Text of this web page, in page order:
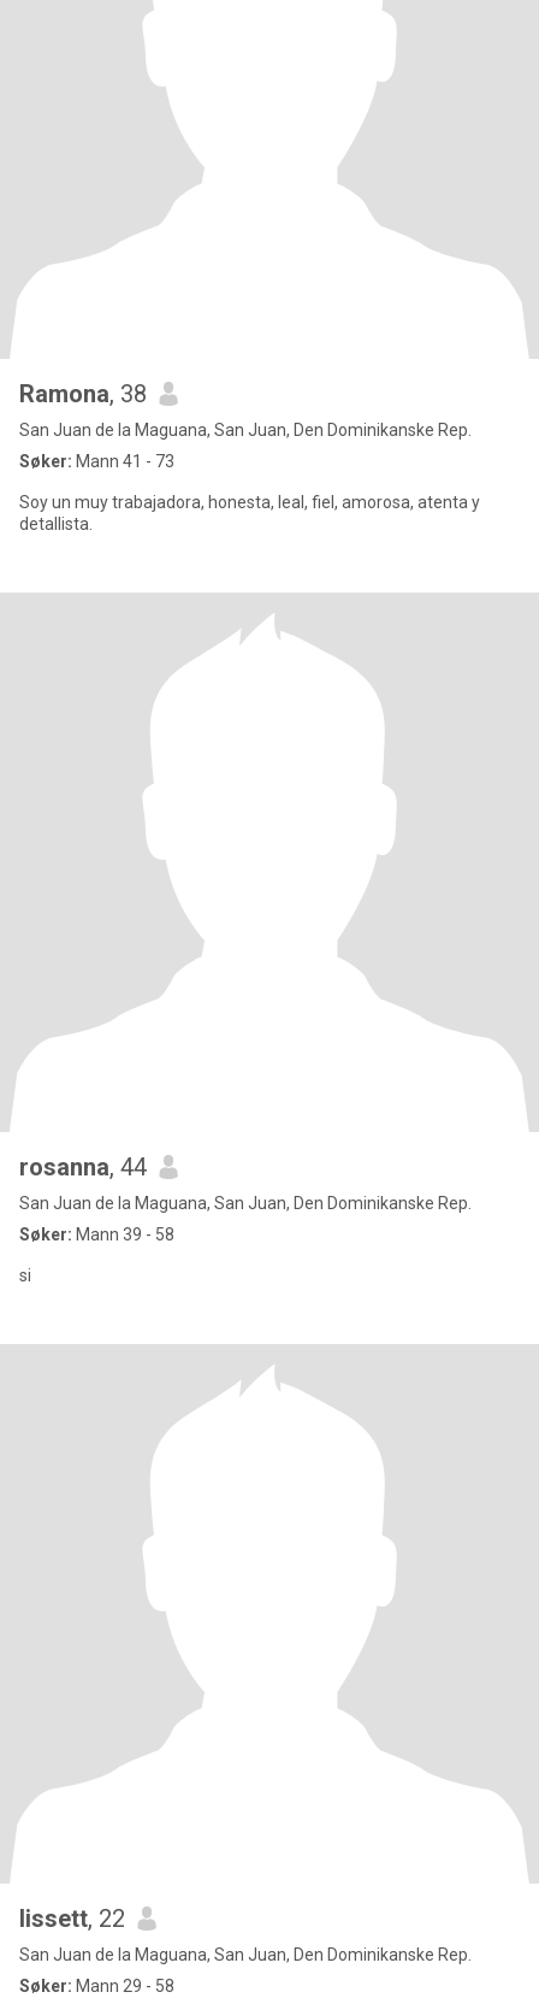
Ramona, 38
San Juan de la Maguana, San Juan, Den Dominikanske Rep.
Søker: Mann 41 - 73
Soy un muy trabajadora, honesta, leal, fiel, amorosa, atenta y
detallista.
rosanna, 44
San Juan de la Maguana, San Juan, Den Dominikanske Rep.
Søker: Mann 39 - 58
si
lissett, 22
San Juan de la Maguana, San Juan, Den Dominikanske Rep.
Søker: Mann 29 - 58